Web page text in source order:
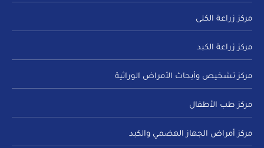
مركز زراعة الكلى
مركز زراعة الكبد
مركز تشخيص وأبحاث الأمراض الوراثية
مركز طب الأطفال
مركز أمراض الجهاز الهضمي والكبد